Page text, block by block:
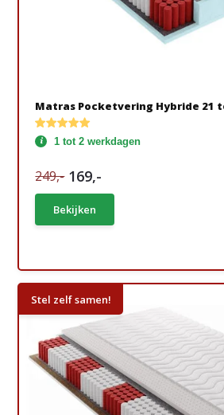
Matras Pocketvering Hybride 21
1 tot 2 werkdagen
249,- 169,-
Bekijken
Stel zelf samen!